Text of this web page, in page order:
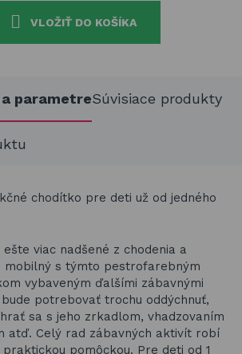
VLOŽIŤ DO KOŠÍKA
parametreSúvisiace produkty
chodítko pre deti už od jedného
viac nadšené z chodenia a
mobilný s týmto pestrofarebným
vybaveným ďalšími zábavnými
potrebovať trochu oddýchnuť,
sa s jeho zrkadlom, vhadzovaním
atď. Celý rad zábavných aktivít robí
pomôckou. Pre deti od 1